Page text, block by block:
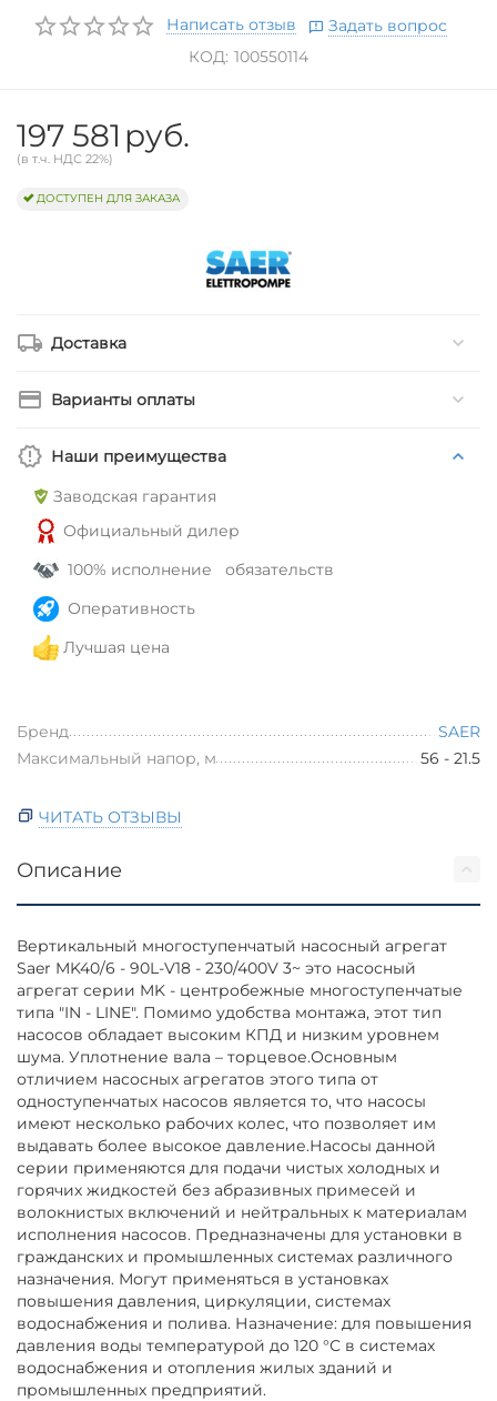
Написать отзыв
Задать вопрос
КОД: 100550114
197 581 руб.
(в т.ч. НДС 22%)
ДОСТУПЕН ДЛЯ ЗАКАЗА
Доставка
Варианты оплаты
Наши преимущества
Заводская гарантия
Официальный дилер
100% исполнение обязательств
Оперативность
Лучшая цена
Бренд
SAER
Максимальный напор, м
56 - 21.5
ЧИТАТЬ ОТЗЫВЫ
Описание
Вертикальный многоступенчатый насосный агрегат
Saer MK40/6 - 90L-V18 - 230/400V 3~ это насосный
агрегат серии MK - центробежные многоступенчатые
типа "IN - LINE". Помимо удобства монтажа, этот тип
насосов обладает высоким КПД и низким уровнем
шума. Уплотнение вала – торцевое.Основным
отличием насосных агрегатов этого типа от
одноступенчатых насосов является то, что насосы
имеют несколько рабочих колес, что позволяет им
выдавать более высокое давление.Насосы данной
серии применяются для подачи чистых холодных и
горячих жидкостей без абразивных примесей и
волокнистых включений и нейтральных к материалам
исполнения насосов. Предназначены для установки в
гражданских и промышленных системах различного
назначения. Могут применяться в установках
повышения давления, циркуляции, системах
водоснабжения и полива. Назначение: для повышения
давления воды температурой до 120 °С в системах
водоснабжения и отопления жилых зданий и
промышленных предприятий.